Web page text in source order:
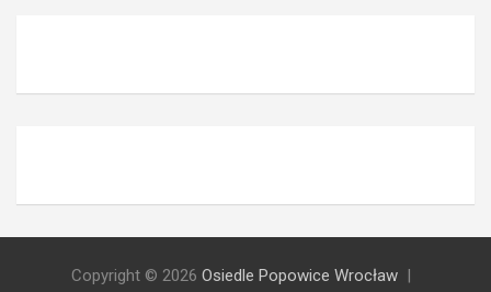
Copyright © 2026 Osiedle Popowice Wrocław